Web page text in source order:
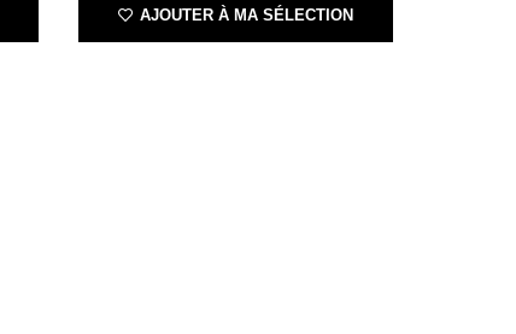
AJOUTER À MA SÉLECTION